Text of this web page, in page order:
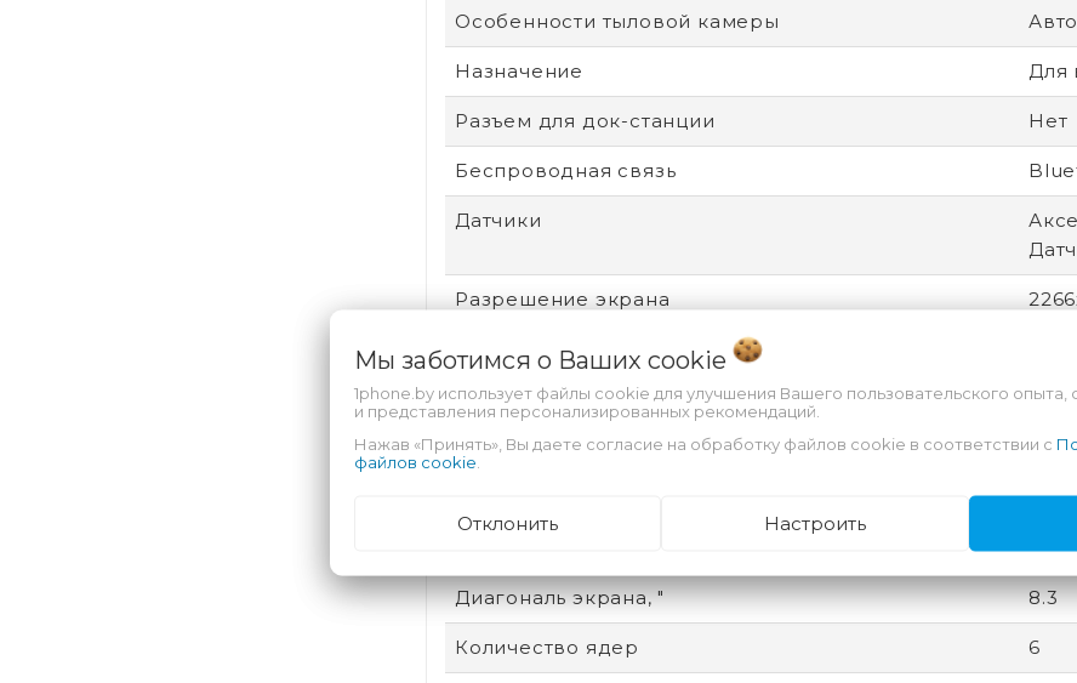
Особенности тыловой камеры
Назначение Для
Разъем для док-станции Нет
Беспроводная связь
Датчики
Разрешение экрана
Тип матрицы экрана
Операционная система
Интерфейсы
Да
2
Диагональ экрана, " 8.3
Количество ядер 6
Мы заботимся о Ваших cookie
1phone.by использует файлы cookie для улучшения Вашего пользовательского опыта,
и представления персонализированных рекомендаций.
Нажав «Принять», Вы даете согласие на обработку файлов cookie в соответствии с
файлов cookie
Отклонить Настроить